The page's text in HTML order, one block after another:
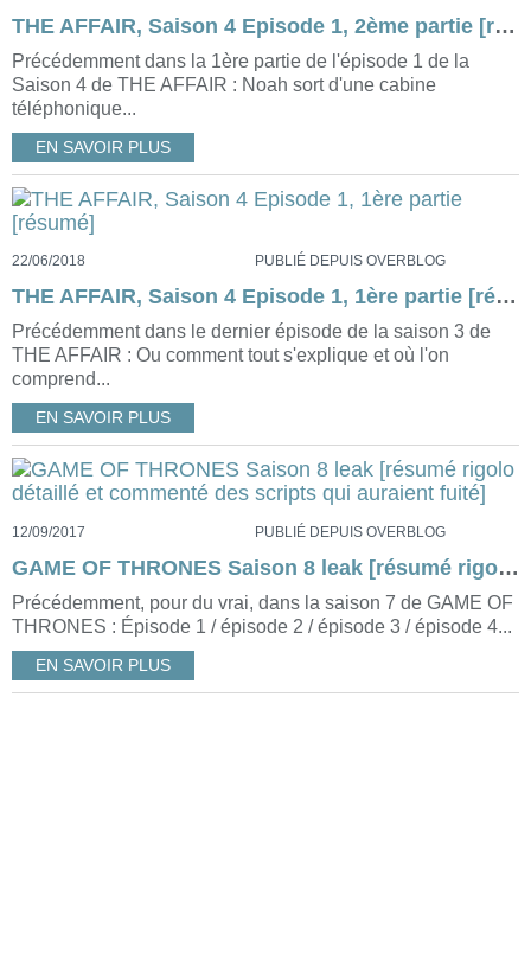
THE AFFAIR, Saison 4 Episode 1, 2ème partie [résumé]
Précédemment dans la 1ère partie de l'épisode 1 de la
Saison 4 de THE AFFAIR : Noah sort d'une cabine
téléphonique...
EN SAVOIR PLUS
22/06/2018 PUBLIÉ DEPUIS OVERBLOG
THE AFFAIR, Saison 4 Episode 1, 1ère partie [résumé]
Précédemment dans le dernier épisode de la saison 3 de
THE AFFAIR : Ou comment tout s'explique et où l'on
comprend...
EN SAVOIR PLUS
12/09/2017 PUBLIÉ DEPUIS OVERBLOG
GAME OF THRONES Saison 8 leak [résumé rigolo détaillé et commenté des scripts qui auraient fuité]
Précédemment, pour du vrai, dans la saison 7 de GAME OF
THRONES : Épisode 1 / épisode 2 / épisode 3 / épisode 4...
EN SAVOIR PLUS